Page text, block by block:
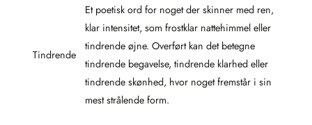
Tindrende
Et poetisk ord for noget der skinner med ren,
klar intensitet, som frostklar nattehimmel eller
tindrende øjne. Overført kan det betegne
tindrende begavelse, tindrende klarhed eller
tindrende skønhed, hvor noget fremstår i sin
mest strålende form.